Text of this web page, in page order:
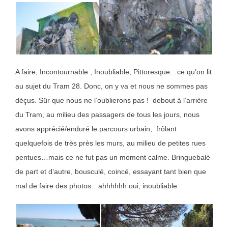
A faire, Incontournable , Inoubliable, Pittoresque…ce qu’on lit
au sujet du Tram 28. Donc, on y va et nous ne sommes pas
déçus. Sûr que nous ne l’oublierons pas ! debout à l’arrière
du Tram, au milieu des passagers de tous les jours, nous
avons apprécié/enduré le parcours urbain, frôlant
quelquefois de très près les murs, au milieu de petites rues
pentues…mais ce ne fut pas un moment calme. Bringuebalé
de part et d’autre, bousculé, coincé, essayant tant bien que
mal de faire des photos…ahhhhhh oui, inoubliable.